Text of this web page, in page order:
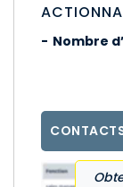
Nombre